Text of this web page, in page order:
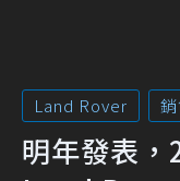
Land Rover
明年發表，